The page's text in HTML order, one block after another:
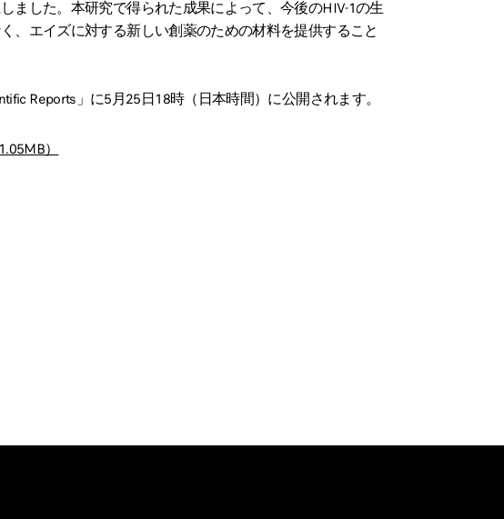
ました。本研究で得られた成果によって、今後のHIV-1の生
、エイズに対する新しい創薬のための材料を提供すること
Reports」に5月25日18時（日本時間）に公開されます。
）